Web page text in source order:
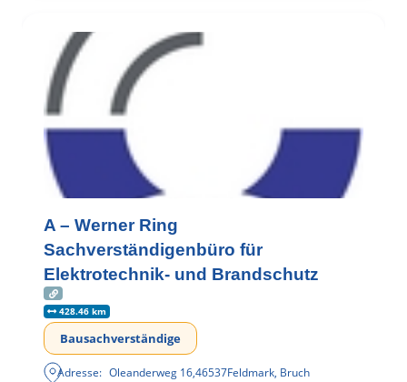
A – Werner Ring
Sachverständigenbüro für
Elektrotechnik- und Brandschutz
428.46 km
Bausachverständige
Adresse: Oleanderweg 16,46537Feldmark, Bruch